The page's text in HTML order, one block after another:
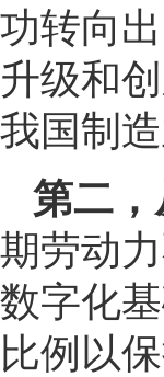
功转向
升级和
我国制
第二，
期劳动
数字化
比例以